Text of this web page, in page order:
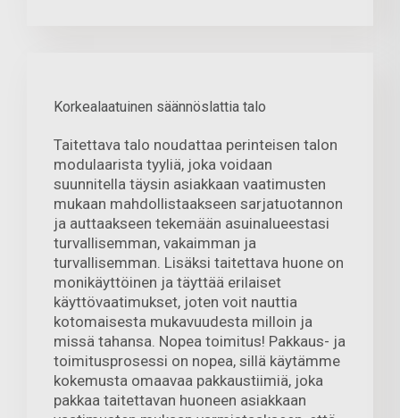
Korkealaatuinen säännöslattia talo
Taitettava talo noudattaa perinteisen talon
modulaarista tyyliä, joka voidaan
suunnitella täysin asiakkaan vaatimusten
mukaan mahdollistaakseen sarjatuotannon
ja auttaakseen tekemään asuinalueestasi
turvallisemman, vakaimman ja
turvallisemman. Lisäksi taitettava huone on
monikäyttöinen ja täyttää erilaiset
käyttövaatimukset, joten voit nauttia
kotomaisesta mukavuudesta milloin ja
missä tahansa. Nopea toimitus! Pakkaus- ja
toimitusprosessi on nopea, sillä käytämme
kokemusta omaavaa pakkaustiimiä, joka
pakkaa taitettavan huoneen asiakkaan